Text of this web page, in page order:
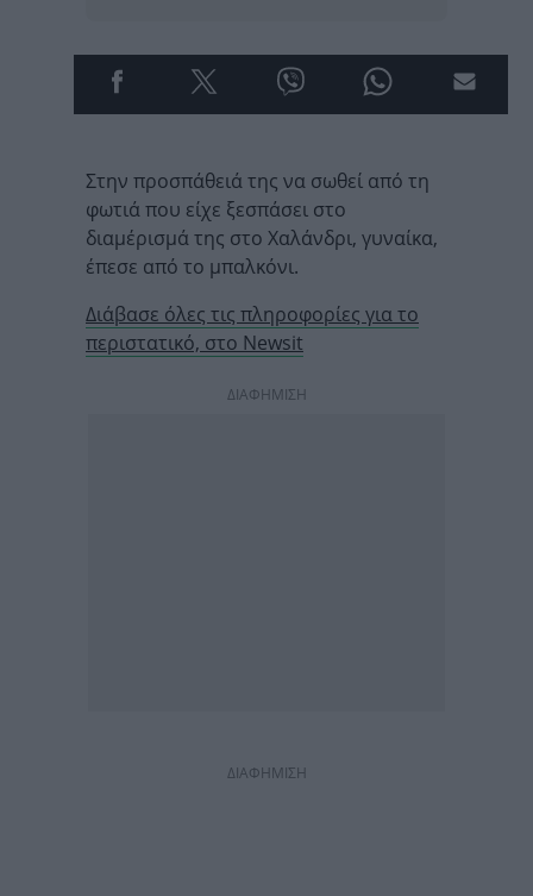
Στην προσπάθειά της να σωθεί από τη
φωτιά που είχε ξεσπάσει στο
διαμέρισμά της στο Χαλάνδρι, γυναίκα,
έπεσε από το μπαλκόνι.
Διάβασε όλες τις πληροφορίες για το
περιστατικό, στο Newsit
ΔΙΑΦΗΜΙΣΗ
ΔΙΑΦΗΜΙΣΗ